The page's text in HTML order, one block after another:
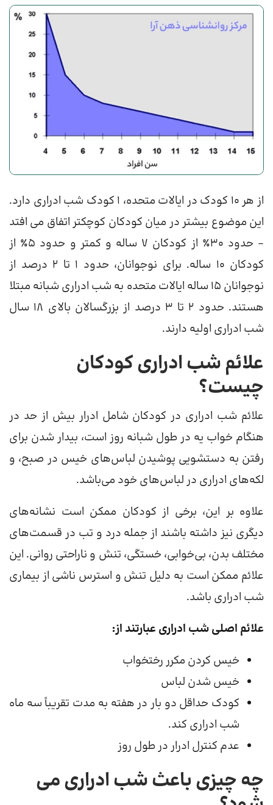
از هر 10 کودک در ایالات متحده، 1 کودک شب ادراری دارد.
این موضوع بیشتر در میان کودکان کوچکتر اتفاق می افتد
– حدود 30٪ از کودکان 7 ساله و کمتر و حدود 5٪ از
کودکان 10 ساله. برای نوجوانان، حدود 1 تا 2 درصد از
نوجوانان 15 ساله ایالات متحده به شب ادراری شبانه مبتلا
هستند. حدود 2 تا 3 درصد از بزرگسالان بالای 18 سال
شب ادراری اولیه دارند.
علائم شب ادراری کودکان
چیست؟
علائم شب ادراری در کودکان شامل ادرار بیش از حد در
هنگام خواب یه در طول شبانه روز است، بیدار شدن برای
رفتن به دستشویی پوشیدن لباس‌های خیس در صبح، و
لکه‌های ادراری در لباس‌های خود می‌باشد.
علاوه بر این، برخی از کودکان ممکن است نشانه‌های
دیگری نیز داشته باشند از جمله درد و تب در قسمت‌های
مختلف بدن، بی‌خوابی، خستگی، تنش و ناراحتی روانی. این
علائم ممکن است به دلیل تنش و استرس ناشی از بیماری
شب ادراری باشد.
علائم اصلی شب ادراری عبارتند از:
خیس کردن مکرر رختخواب
خیس شدن لباس
کودک حداقل دو بار در هفته به مدت تقریباً سه ماه
شب ادراری کند.
عدم کنترل ادرار در طول روز
چه چیزی باعث شب ادراری می